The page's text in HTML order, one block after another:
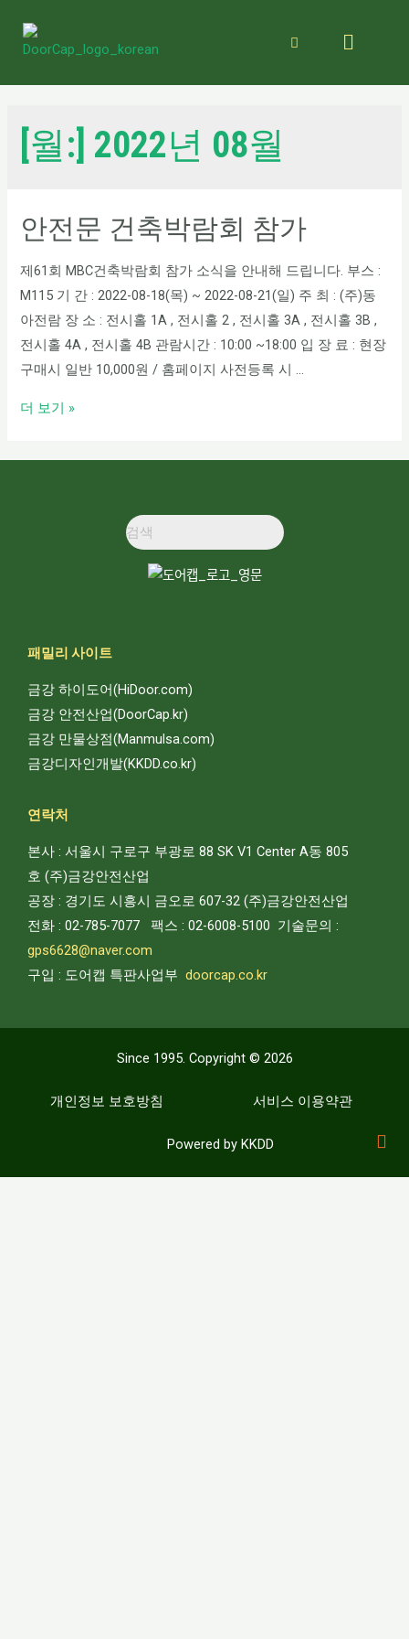
[월:] 2022년 08월
안전문 건축박람회 참가
제61회 MBC건축박람회 참가 소식을 안내해 드립니다. 부스 :
M115 기 간 : 2022-08-18(목) ~ 2022-08-21(일) 주 최 : (주)동
아전람 장 소 : 전시홀 1A , 전시홀 2 , 전시홀 3A , 전시홀 3B ,
전시홀 4A , 전시홀 4B 관람시간 : 10:00 ~18:00 입 장 료 : 현장
구매시 일반 10,000원 / 홈페이지 사전등록 시 …
더 보기 »
패밀리 사이트
금강 하이도어(HiDoor.com)
금강 안전산업(DoorCap.kr)
금강 만물상점(Manmulsa.com)
금강디자인개발(KKDD.co.kr)
연락처
본사 : 서울시 구로구 부광로 88 SK V1 Center A동 805
호 (주)금강안전산업
공장 : 경기도 시흥시 금오로 607-32 (주)금강안전산업
전화 : 02-785-7077 팩스 : 02-6008-5100 기술문의 :
gps6628@naver.com
구입 : 도어캡 특판사업부 doorcap.co.kr
Since 1995. Copyright © 2026
개인정보 보호방침 서비스 이용약관
Powered by KKDD